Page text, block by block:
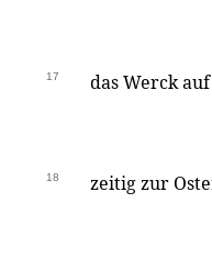
17 das Werck
18 zeitig zur